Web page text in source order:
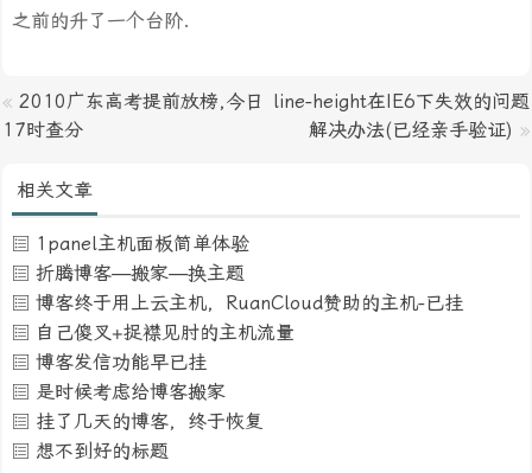
之前的升了一个台阶.
« 2010广东高考提前放榜,今日
17时查分
line-height在IE6下失效的问题
解决办法(已经亲手验证) »
相关文章
1panel主机面板简单体验
折腾博客—搬家—换主题
博客终于用上云主机，RuanCloud赞助的主机-已挂
自己傻叉+捉襟见肘的主机流量
博客发信功能早已挂
是时候考虑给博客搬家
挂了几天的博客，终于恢复
想不到好的标题